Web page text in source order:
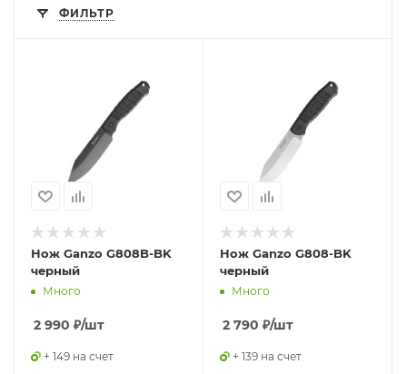
ФИЛЬТР
Нож Ganzo G808B-BK
черный
Много
2 990 ₽/шт
+ 149 на счет
Нож Ganzo G808-BK
черный
Много
2 790 ₽/шт
+ 139 на счет